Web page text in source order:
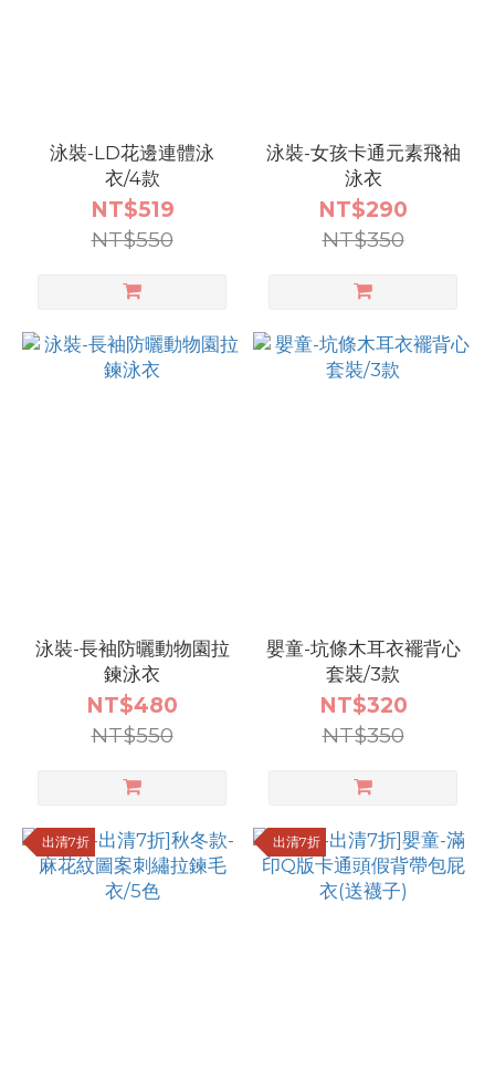
泳裝-LD花邊連體泳
衣/4款
NT$519
NT$550
泳裝-女孩卡通元素飛袖
泳衣
NT$290
NT$350
泳裝-長袖防曬動物園拉
鍊泳衣
NT$480
NT$550
嬰童-坑條木耳衣襬背心
套裝/3款
NT$320
NT$350
出清7折 出清7折